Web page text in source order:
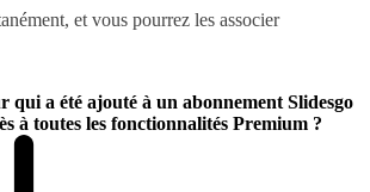
et vous pourrez les associer
qui a été ajouté à un abonnement Slidesgo
à toutes les fonctionnalités Premium ?